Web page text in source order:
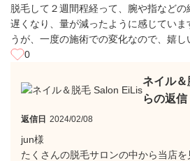
脱毛して２週間程経って、腕や指など
遅くなり、量が減ったように感じていま
うが、一度の施術での変化なので、嬉し
0
ネイル
らの返信
返信日 2024/02/08
jun様
たくさんの脱毛サロンの中から当店